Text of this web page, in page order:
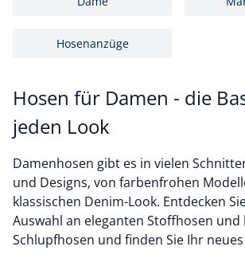
Hosenanzüge
Hosen für Damen - die
jeden Look
Damenhosen gibt es in vielen
und Designs, von farbenfrohen
klassischen Denim-Look. Entdecken
Auswahl an eleganten Stoffhosen und
Schlupfhosen und finden Sie Ihr